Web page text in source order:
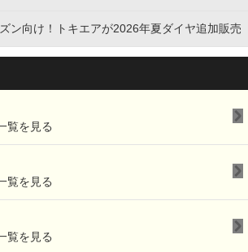
ン向け！トキエアが2026年夏ダイヤ追加販売
覧を見る
覧を見る
覧を見る